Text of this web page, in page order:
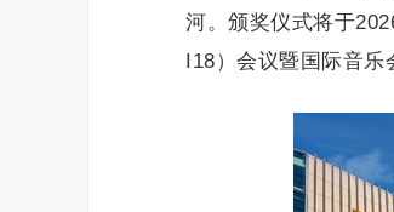
河。颁奖仪式将于
I18）会议暨国际音乐